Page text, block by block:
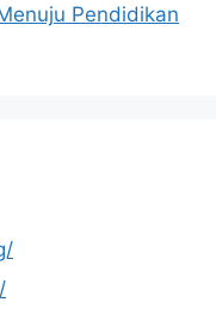
Pendidikan